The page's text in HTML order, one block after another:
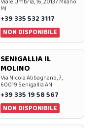
MI
+39 335 532 3117
NON DISPONIBILE
SENIGALLIA IL
MOLINO
Via Nicola Abbagnano, 7,
60019 Senigallia AN
+39 335 19 58 567
NON DISPONIBILE